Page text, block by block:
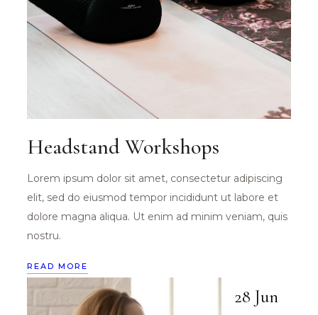
Headstand Workshops
Lorem ipsum dolor sit amet, consectetur adipiscing
elit, sed do eiusmod tempor incididunt ut labore et
dolore magna aliqua. Ut enim ad minim veniam, quis
nostru.
READ MORE
28 Jun